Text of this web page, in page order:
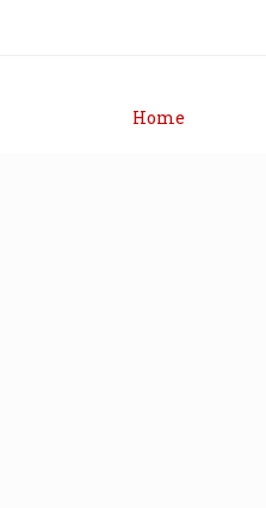
Home